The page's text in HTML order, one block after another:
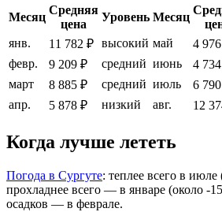
Месяц
Средняя
цена
Уровень Месяц
янв.
11 782 ₽ высокий май 4
февр.
9 209 ₽ средний июнь 4
март
8 885 ₽ средний июль 6
апр.
5 878 ₽ низкий авг. 12
Когда лучше лететь
Погода в Сургуте: теплее всего в
прохладнее всего — в январе (около -
осадков — в феврале.